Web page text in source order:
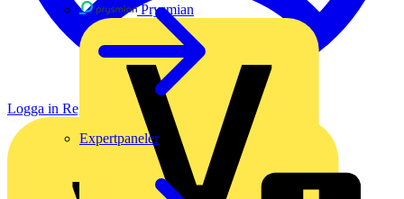
Prysmian
Expertpaneler
Logga in Registrera dig